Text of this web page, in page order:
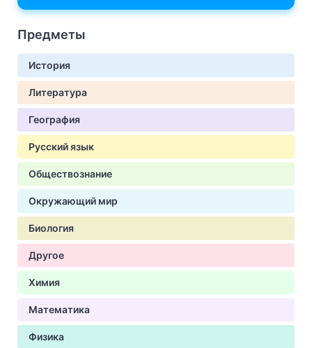
Предметы
История
Литература
География
Русский язык
Обществознание
Окружающий мир
Биология
Другое
Химия
Математика
Физика